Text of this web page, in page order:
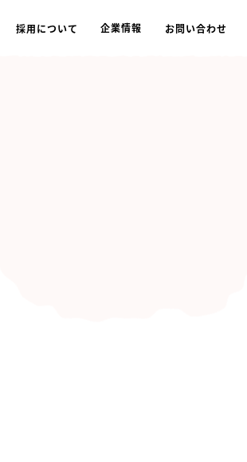
採用について 企業情報 お問い合わせ